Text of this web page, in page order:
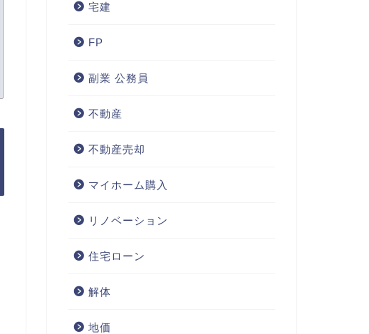
宅建
FP
副業 公務員
不動産
不動産売却
マイホーム購入
リノベーション
住宅ローン
解体
地価